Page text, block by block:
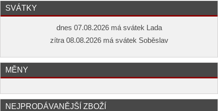
SVÁTKY
dnes 07.08.2026 má svátek Lada
zítra 08.08.2026 má svátek Soběslav
MĚNY
NEJPRODÁVANĚJŠÍ ZBOŽÍ